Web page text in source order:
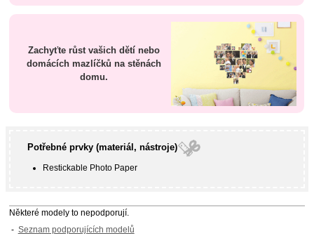
Zachyťte růst vašich dětí nebo
domácích mazlíčků na stěnách
domu.
Potřebné prvky (materiál, nástroje)
Restickable Photo Paper
Některé modely to nepodporují.
Seznam podporujících modelů